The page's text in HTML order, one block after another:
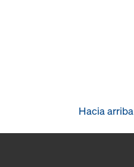
Hacia arriba